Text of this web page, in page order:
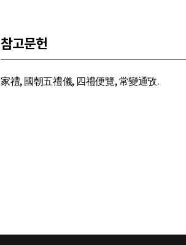
참고문헌
家禮, 國朝五禮儀, 四禮便覽, 常變通攷.